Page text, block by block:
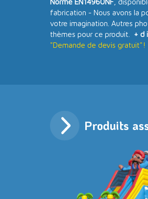
fabrication - Nous avons la
votre imagination. Autres
thèmes pour ce produit.
+ d
"Demande de devis gratuit"!
Produits